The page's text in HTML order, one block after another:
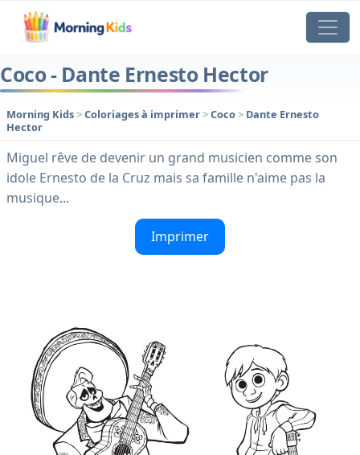
Coco - Dante Ernesto Hector
Morning Kids>Coloriages à imprimer>Coco> Dante Ernesto
Hector
Miguel rêve de devenir un grand musicien comme son
idole Ernesto de la Cruz mais sa famille n'aime pas la
musique...
Imprimer